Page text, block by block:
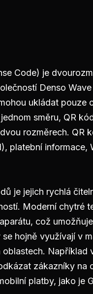
Code) je
Denso
ukládat pouze
směru, QR
rozměrech. QR
platební
je jejich rychlá
Moderní chytré
což
hojně využívají v
Například
zákazníky na
platby, jako je